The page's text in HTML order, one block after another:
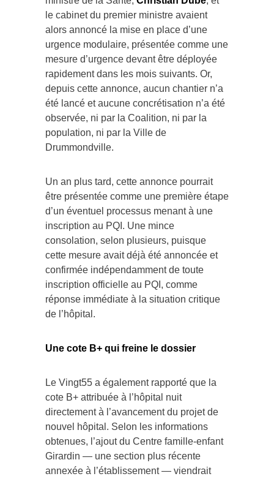
le cabinet du premier ministre avaient
alors annoncé la mise en place d’une
urgence modulaire, présentée comme une
mesure d’urgence devant être déployée
rapidement dans les mois suivants. Or,
depuis cette annonce, aucun chantier n’a
été lancé et aucune concrétisation n’a été
observée, ni par la Coalition, ni par la
population, ni par la Ville de
Drummondville.
Un an plus tard, cette annonce pourrait
être présentée comme une première étape
d’un éventuel processus menant à une
inscription au PQI. Une mince
consolation, selon plusieurs, puisque
cette mesure avait déjà été annoncée et
confirmée indépendamment de toute
inscription officielle au PQI, comme
réponse immédiate à la situation critique
de l’hôpital.
Une cote B+ qui freine le dossier
Le Vingt55 a également rapporté que la
cote B+ attribuée à l’hôpital nuit
directement à l’avancement du projet de
nouvel hôpital. Selon les informations
obtenues, l’ajout du Centre famille-enfant
Girardin — une section plus récente
annexée à l’établissement — viendrait